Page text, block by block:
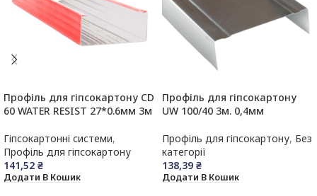
Профіль для гіпсокартону CD
60 WATER RESIST 27*0.6мм 3м
Гіпсокартонні системи,
Профіль для гіпсокартону
141,52 ₴
Додати В Кошик
Профіль для гіпсокартону
UW 100/40 3м. 0,4мм
Профіль для гіпсокартону, Без
категорії
138,39 ₴
Додати В Кошик